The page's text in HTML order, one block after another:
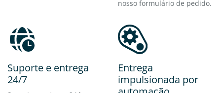
nosso formulário de pedido.
Suporte e entrega
24/7
Entrega
impulsionada por